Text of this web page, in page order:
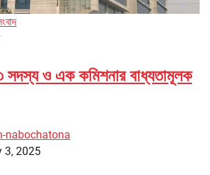
ও এক কমিশনার বাধ্যতামূলক
nabochatona
3, 2025